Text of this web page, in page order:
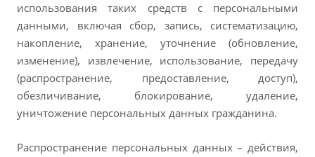
использования таких средств с персональными
данными, включая сбор, запись, систематизацию,
накопление, хранение, уточнение (обновление,
изменение), извлечение, использование, передачу
(распространение, предоставление, доступ),
обезличивание, блокирование, удаление,
уничтожение персональных данных гражданина.
Распространение персональных данных – действия,